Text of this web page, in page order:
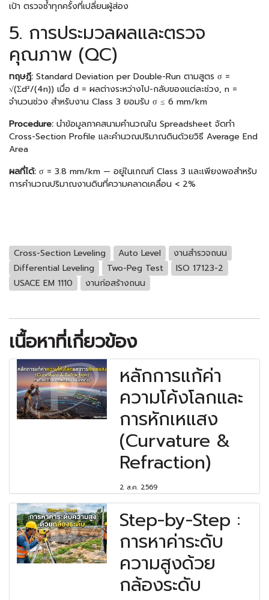
เป้า ตรวจซ้ำทุกครั้งที่เปลี่ยนผู้ส่อง
5. การประมวลผลและตรวจ
คุณภาพ (QC)
ทฤษฎี: Standard Deviation per Double-Run ตามสูตร σ =
√(Σd²/(4n)) เมื่อ d = ผลต่างระหว่างไป-กลับของแต่ละช่วง, n =
จำนวนช่วง สำหรับงาน Class 3 ยอมรับ σ ≤ 6 mm/km
Procedure: นำข้อมูลภาคสนามคำนวณใน Spreadsheet จัดทำ
Cross-Section Profile และคำนวณปริมาณดินด้วยวิธี Average End
Area
ผลที่ได้: σ = 3.8 mm/km — อยู่ในเกณฑ์ Class 3 และเพียงพอสำหรับ
การคำนวณปริมาณงานดินที่ความคลาดเคลื่อน < 2%
Cross-Section Leveling Auto Level
งานสำรวจถนน
Differential Leveling
Two-Peg Test
ISO 17123-2
USACE EM 1110
งานก่อสร้างถนน
เนื้อหาที่เกี่ยวข้อง
หลักการแก้ค่า
ความโค้งโลกและ
การหักเหแสง
(Curvature &
Refraction)
2 ส.ค. 2569
Step-by-Step :
การหาค่าระดับ
ความสูงด้วย
กล้องระดับ